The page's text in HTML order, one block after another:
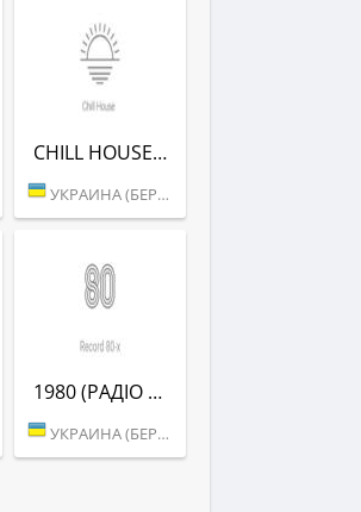
CHILL HOUSE (РАДІО РЕКОРД)
УКРАИНА (БЕРДИЧЕВ)
1980 (РАДІО РЕКОРД)
УКРАИНА (БЕРДИЧЕВ)